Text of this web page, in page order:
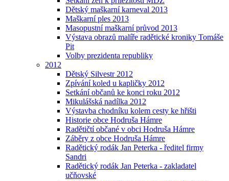
Dětský maškarní karneval 2013
Maškarní ples 2013
Masopustní maškarní průvod 2013
Výstava obrazů malíře radětické kroniky Tomáše
Pit
Volby prezidenta republiky
2012
Dětský Silvestr 2012
Zpívání koled u kapličky 2012
Setkání občanů ke konci roku 2012
Mikulášská nadílka 2012
Výstavba chodníku kolem cesty ke hřišti
Historie obce Hodruša Hámre
Radětičtí občané v obci Hodruša Hámre
Záběry z obce Hodruša Hámre
Radětický rodák Jan Peterka - ředitel firmy
Sandri
Radětický rodák Jan Peterka - zakladatel
učňovské